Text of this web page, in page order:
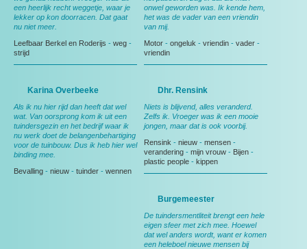
een heerlijk recht weggetje, waar je
lekker op kon doorracen. Dat gaat
nu niet meer.
Leefbaar Berkel en Roderijs - weg -
strijd
onwel geworden was. Ik kende hem,
het was de vader van een vriendin
van mij.
Motor - ongeluk - vriendin - vader -
vriendin
Karina Overbeeke
Als ik nu hier rijd dan heeft dat wel
wat. Van oorsprong kom ik uit een
tuindersgezin en het bedrijf waar ik
nu werk doet de belangenbehartiging
voor de tuinbouw. Dus ik heb hier wel
binding mee.
Bevalling - nieuw - tuinder - wennen
Dhr. Rensink
Niets is blijvend, alles veranderd.
Zelfs ik. Vroeger was ik een mooie
jongen, maar dat is ook voorbij.
Rensink - nieuw - mensen -
verandering - mijn vrouw - Bijen -
plastic people - kippen
Burgemeester
De tuindersmentliteit brengt een hele
eigen sfeer met zich mee. Hoewel
dat wel anders wordt, want er komen
een heleboel nieuwe mensen bij